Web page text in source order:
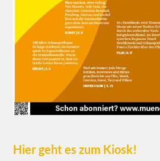
Hier geht es zum Kiosk!